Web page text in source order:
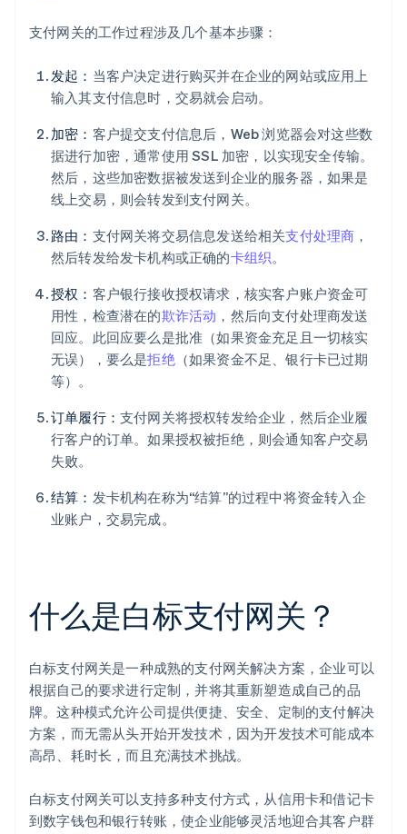
支付网关的工作过程涉及几个基本步骤：
发起： 当客户决定进行购买并在企业的网站或应用上
输入其支付信息时，交易就会启动。
加密： 客户提交支付信息后，Web 浏览器会对这些数
据进行加密，通常使用 SSL 加密，以实现安全传输。
然后，这些加密数据被发送到企业的服务器，如果是
线上交易，则会转发到支付网关。
路由： 支付网关将交易信息发送给相关支付处理商 ，
然后转发给发卡机构或正确的卡组织。
授权： 客户银行接收授权请求，核实客户账户资金可
用性，检查潜在的欺诈活动 ，然后向支付处理商发送
回应。此回应要么是批准（如果资金充足且一切核实
无误），要么是拒绝（如果资金不足、银行卡已过期
等）。
订单履行： 支付网关将授权转发给企业，然后企业履
行客户的订单。如果授权被拒绝，则会通知客户交易
失败。
结算： 发卡机构在称为“结算”的过程中将资金转入企
业账户，交易完成。
什么是白标支付网关？
白标支付网关是一种成熟的支付网关解决方案，企业可以
根据自己的要求进行定制，并将其重新塑造成自己的品
牌。这种模式允许公司提供便捷、安全、定制的支付解决
方案，而无需从头开始开发技术，因为开发技术可能成本
高昂、耗时长，而且充满技术挑战。
白标支付网关可以支持多种支付方式，从信用卡和借记卡
到数字钱包和银行转账，使企业能够灵活地迎合其客户群